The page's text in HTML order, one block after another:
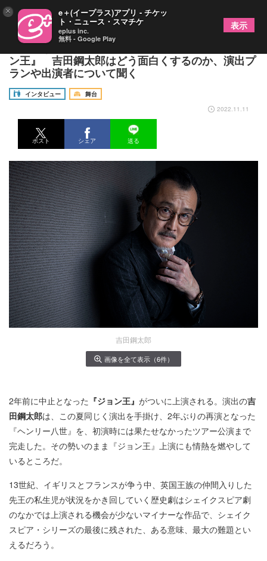
つまらないと言われているシェイクスピアの『ジョ
ン王』 吉田鋼太郎はどう面白くするのか、演出プ
ランや出演者について聞く
インタビュー
舞台
2022.11.11
ポスト シェア 送る
吉田鋼太郎
画像を全て表示（6件）
2年前に中止となった 『ジョン王』 がついに上演される。演出の吉
田鋼太郎は、この夏同じく演出を手掛け、2年ぶりの再演となった
『ヘンリー八世』を、初演時には果たせなかったツアー公演まで
完走した。その勢いのまま『ジョン王』上演にも情熱を燃やして
いるところだ。
13世紀、イギリスとフランスが争う中、英国王族の仲間入りした
先王の私生児が状況をかき回していく歴史劇はシェイクスピア劇
のなかでは上演される機会が少ないマイナーな作品で、シェイク
スピア・シリーズの最後に残された、ある意味、最大の難題とい
えるだろう。
× e＋(イープラス)アプリ - チケッ
ト・ニュース・スマチケ
eplus inc.
無料 - Google Play
表示